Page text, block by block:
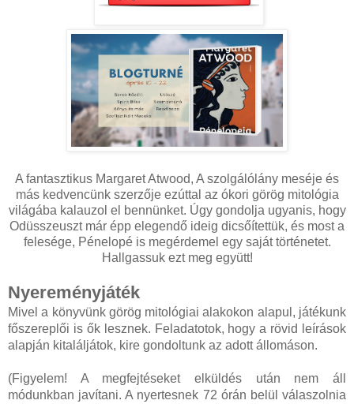
A fantasztikus Margaret Atwood, A szolgálólány meséje és
más kedvencünk szerzője ezúttal az ókori görög mitológia
világába kalauzol el bennünket. Úgy gondolja ugyanis, hogy
Odüsszeuszt már épp elegendő ideig dicsőítettük, és most a
felesége, Pénelopé is megérdemel egy saját történetet.
Hallgassuk ezt meg együtt!
Nyereményjáték
Mivel a könyvünk görög mitológiai alakokon alapul, játékunk
főszereplői is ők lesznek. Feladatotok, hogy a rövid leírások
alapján kitaláljátok, kire gondoltunk az adott állomáson.
(Figyelem! A megfejtéseket elküldés után nem áll
módunkban javítani. A nyertesnek 72 órán belül válaszolnia